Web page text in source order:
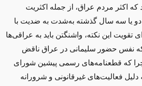
اکثر مردم عراق،‌ از جمله اکثریت
یا سه سال گذشته به‌شدت به ضدیت با
تقویت این نکته، واشنگتن باید به عراقی‌ها
که نفس حضور سلیمانی در عراق ناقض
چرا که قطعنامه‌های رسمی پیشین شورای
دلیل فعالیت‌های غیرقانونی و شرورانه